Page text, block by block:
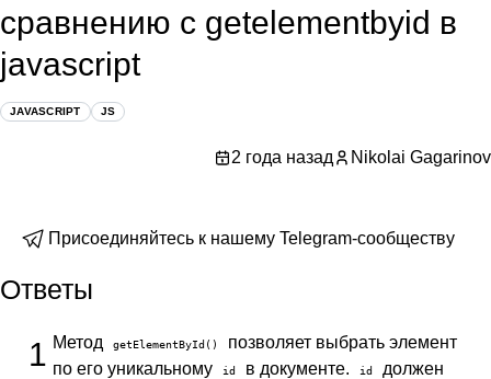
сравнению с getelementbyid в
javascript
JAVASCRIPT JS
2 года назад Nikolai Gagarinov
Присоединяйтесь к нашему Telegram-сообществу
Ответы
1 Метод getElementById()
позволяет выбрать элемент
по его уникальному
id в документе. id
должен